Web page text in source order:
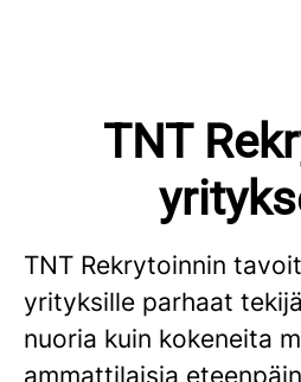
TNT
TNT Rekrytoinnin
yrityksille parhaat
nuoria kuin kokeneita
ammattilaisia